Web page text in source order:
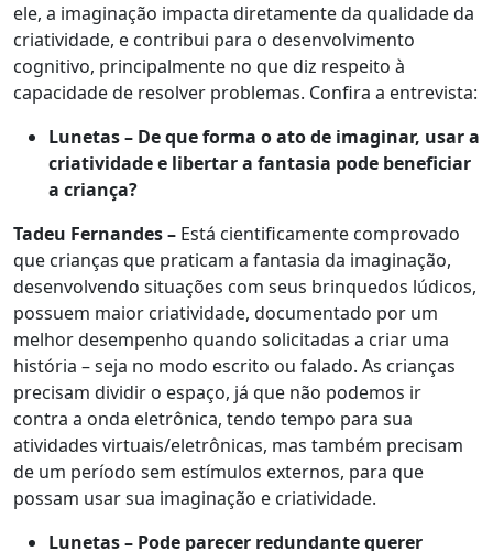
ele, a imaginação impacta diretamente da qualidade da
criatividade, e contribui para o desenvolvimento
cognitivo, principalmente no que diz respeito à
capacidade de resolver problemas. Confira a entrevista:
Lunetas – De que forma o ato de imaginar, usar a
criatividade e libertar a fantasia pode beneficiar
a criança?
Tadeu Fernandes – Está cientificamente comprovado
que crianças que praticam a fantasia da imaginação,
desenvolvendo situações com seus brinquedos lúdicos,
possuem maior criatividade, documentado por um
melhor desempenho quando solicitadas a criar uma
história – seja no modo escrito ou falado. As crianças
precisam dividir o espaço, já que não podemos ir
contra a onda eletrônica, tendo tempo para sua
atividades virtuais/eletrônicas, mas também precisam
de um período sem estímulos externos, para que
possam usar sua imaginação e criatividade.
Lunetas – Pode parecer redundante querer